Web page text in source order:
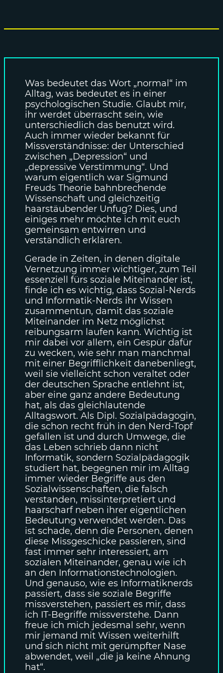
Was bedeutet das Wort „normal“ im
Alltag, was bedeutet es in einer
psychologischen Studie. Glaubt mir,
ihr werdet überrascht sein, wie
unterschiedlich das benutzt wird.
Auch immer wieder bekannt für
Missverständnisse: der Unterschied
zwischen „Depression“ und
„depressive Verstimmung“. Und
warum eigentlich war Sigmund
Freuds Theorie bahnbrechende
Wissenschaft und gleichzeitig
haarstäubender Unfug? Dies, und
einiges mehr möchte ich mit euch
gemeinsam entwirren und
verständlich erklären.
Gerade in Zeiten, in denen digitale
Vernetzung immer wichtiger, zum Teil
essenziell fürs soziale Miteinander ist,
finde ich es wichtig, dass Sozial-Nerds
und Informatik-Nerds ihr Wissen
zusammentun, damit das soziale
Miteinander im Netz möglichst
reibungsarm laufen kann. Wichtig ist
mir dabei vor allem, ein Gespür dafür
zu wecken, wie sehr man manchmal
mit einer Begrifflichkeit danebenliegt,
weil sie vielleicht schon veraltet oder
der deutschen Sprache entlehnt ist,
aber eine ganz andere Bedeutung
hat, als das gleichlautende
Alltagswort. Als Dipl. Sozialpädagogin,
die schon recht früh in den Nerd-Topf
gefallen ist und durch Umwege, die
das Leben schrieb dann nicht
Informatik, sondern Sozialpädagogik
studiert hat, begegnen mir im Alltag
immer wieder Begriffe aus den
Sozialwissenschaften, die falsch
verstanden, missinterpretiert und
haarscharf neben ihrer eigentlichen
Bedeutung verwendet werden. Das
ist schade, denn die Personen, denen
diese Missgeschicke passieren, sind
fast immer sehr interessiert, am
sozialen Miteinander, genau wie ich
an den Informationstechnologien.
Und genauso, wie es Informatiknerds
passiert, dass sie soziale Begriffe
missverstehen, passiert es mir, dass
ich IT-Begriffe missverstehe. Dann
freue ich mich jedesmal sehr, wenn
mir jemand mit Wissen weiterhilft
und sich nicht mit gerümpfter Nase
abwendet, weil „die ja keine Ahnung
hat“.